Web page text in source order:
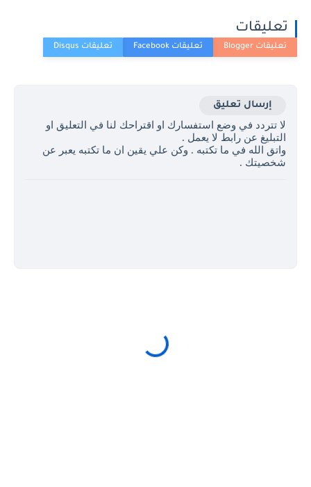
تعليقات
إرسال تعليق
لا تتردد في وضع استفسارك او اقتراحك لنا في التعليق او
التبليغ عن رابط لا يعمل .
واتق الله في ما تكتبه . وكن علي يقين ان ما تكتبه يعبر عن
شخصيتك .